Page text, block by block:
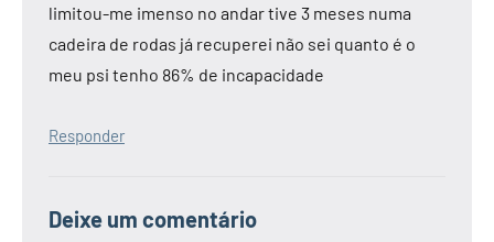
limitou-me imenso no andar tive 3 meses numa
cadeira de rodas já recuperei não sei quanto é o
meu psi tenho 86% de incapacidade
Responder
Deixe um comentário